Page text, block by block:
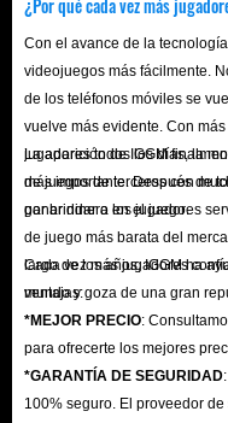
multijugador online,
Con estas cuentas
con un nivel de
ventaja en combate
principio. También
Koens, lo que te
materiales de
Información básica
la oferta especial de
¿Por qué cada vez más
Con el avance de la
videojuegos más fácilmente.
de los teléfonos móviles se
vuelve más evidente. Con
jugadores todos los días, la
más importante. Después de
ganar dinero en el juego.
La aparición de IGGM
de juegos de terceros con
por brindar a los jugadores
de juego más barata del
largo de los años, IGGM ha
mundo y goza de una gran
Cada vez más jugadores
ventajas:
*MEJOR PRECIO:
para ofrecerte los mejores
*GARANTÍA DE SEGURIDAD
100% seguro. El proveedor